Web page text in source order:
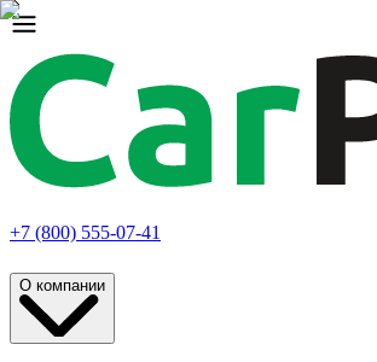
+7 (800) 555-07-41
О компании